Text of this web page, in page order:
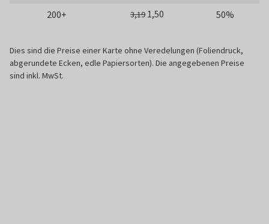
200+
3,19 1,50 50%
Dies sind die Preise einer Karte ohne Veredelungen (Foliendruck,
abgerundete Ecken, edle Papiersorten). Die angegebenen Preise
sind inkl. MwSt.